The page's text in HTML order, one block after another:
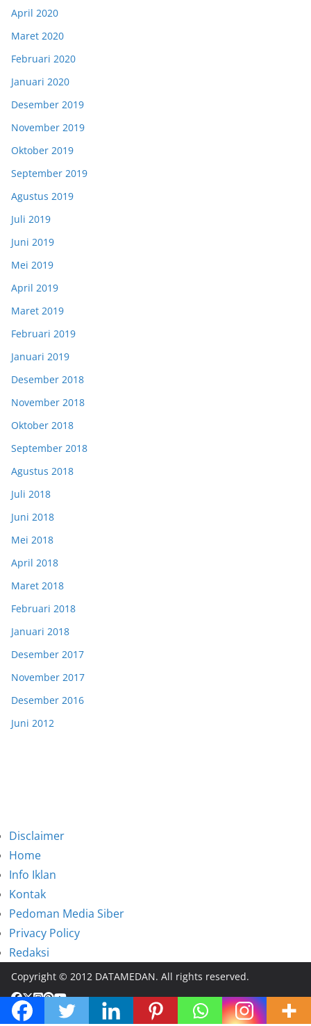
April 2020
Maret 2020
Februari 2020
Januari 2020
Desember 2019
November 2019
Oktober 2019
September 2019
Agustus 2019
Juli 2019
Juni 2019
Mei 2019
April 2019
Maret 2019
Februari 2019
Januari 2019
Desember 2018
November 2018
Oktober 2018
September 2018
Agustus 2018
Juli 2018
Juni 2018
Mei 2018
April 2018
Maret 2018
Februari 2018
Januari 2018
Desember 2017
November 2017
Desember 2016
Juni 2012
Disclaimer
Home
Info Iklan
Kontak
Pedoman Media Siber
Privacy Policy
Redaksi
Copyright © 2012 DATAMEDAN. All rights reserved.